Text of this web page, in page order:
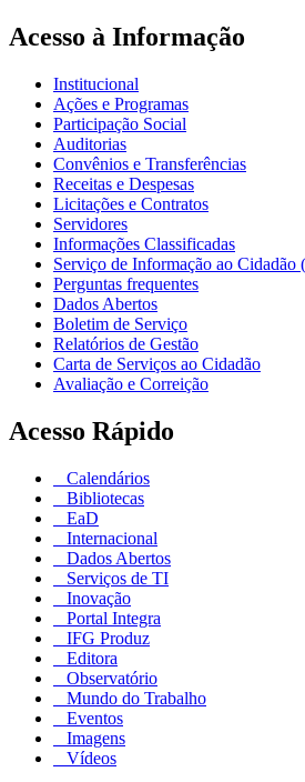
Acesso à Informação
Institucional
Ações e Programas
Participação Social
Auditorias
Convênios e Transferências
Receitas e Despesas
Licitações e Contratos
Servidores
Informações Classificadas
Serviço de Informação ao Cidadão
Perguntas frequentes
Dados Abertos
Boletim de Serviço
Relatórios de Gestão
Carta de Serviços ao Cidadão
Avaliação e Correição
Acesso Rápido
Calendários
Bibliotecas
EaD
Internacional
Dados Abertos
Serviços de TI
Inovação
Portal Integra
IFG Produz
Editora
Observatório
Mundo do Trabalho
Eventos
Imagens
Vídeos